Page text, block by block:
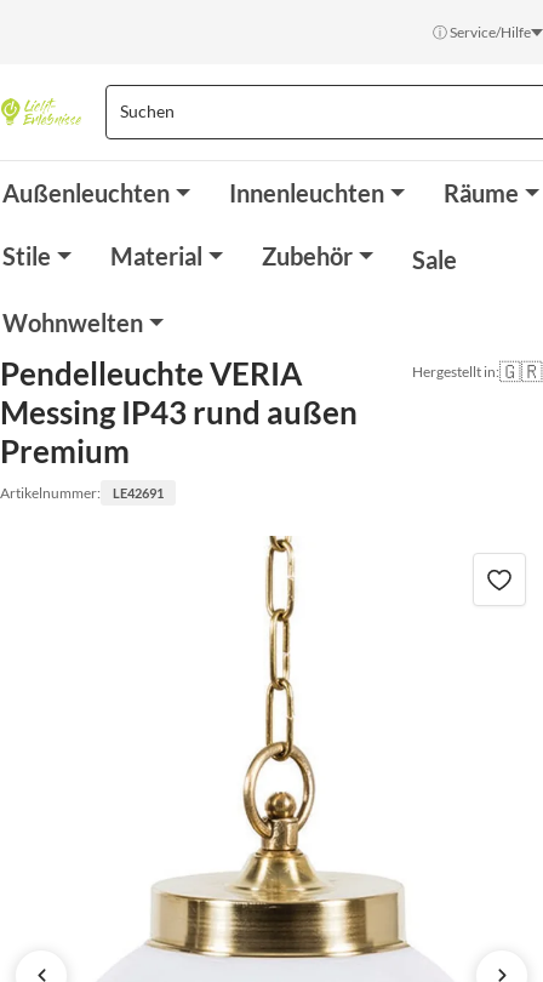
ⓘ Service/Hilfe
Außenleuchten Innenleuchten Räume
Stile Material Zubehör Sale
Wohnwelten
Pendelleuchte VERIA
Messing IP43 rund außen
Premium
Artikelnummer: LE42691
Hergestellt in:🇬🇷